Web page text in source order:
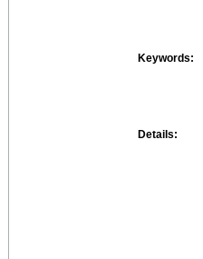
Keywords:
Details: